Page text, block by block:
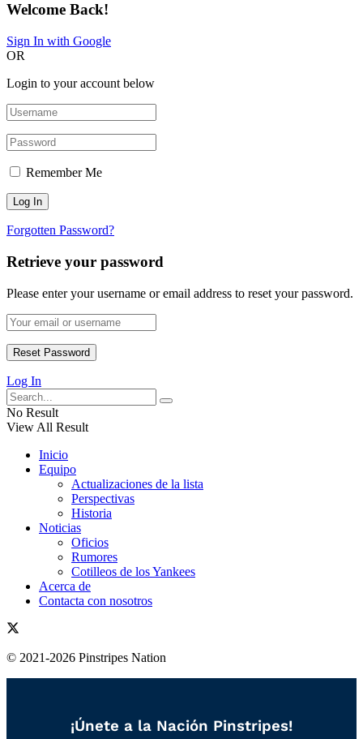
Welcome Back!
Sign In with Google
OR
Login to your account below
Remember Me
Forgotten Password?
Retrieve your password
Please enter your username or email address to reset your password.
Log In
No Result
View All Result
Inicio
Equipo
Actualizaciones de la lista
Perspectivas
Historia
Noticias
Oficios
Rumores
Cotilleos de los Yankees
Acerca de
Contacta con nosotros
© 2021-2026 Pinstripes Nation
¡Únete a la Nación Pinstripes!